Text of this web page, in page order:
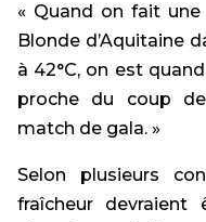
« Quand on fait une
Blonde d’Aquitaine
à 42°C, on est
proche du coup
match de gala. »
Selon plusieurs
fraîcheur devraient